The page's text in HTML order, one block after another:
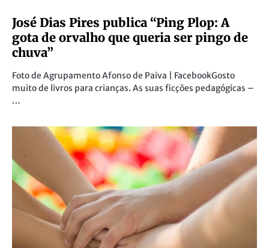
José Dias Pires publica “Ping Plop: A
gota de orvalho que queria ser pingo de
chuva”
Foto de Agrupamento Afonso de Paiva | FacebookGosto
muito de livros para crianças. As suas ficções pedagógicas –
…